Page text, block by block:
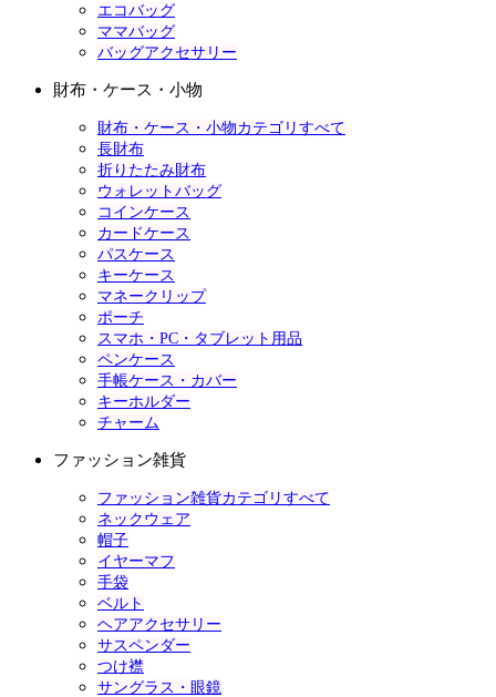
エコバッグ
ママバッグ
バッグアクセサリー
財布・ケース・小物
財布・ケース・小物カテゴリすべて
長財布
折りたたみ財布
ウォレットバッグ
コインケース
カードケース
パスケース
キーケース
マネークリップ
ポーチ
スマホ・PC・タブレット用品
ペンケース
手帳ケース・カバー
キーホルダー
チャーム
ファッション雑貨
ファッション雑貨カテゴリすべて
ネックウェア
帽子
イヤーマフ
手袋
ベルト
ヘアアクセサリー
サスペンダー
つけ襟
サングラス・眼鏡